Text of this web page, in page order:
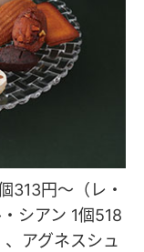
313円〜（レ・
シアン 1個518
アグネスシュ